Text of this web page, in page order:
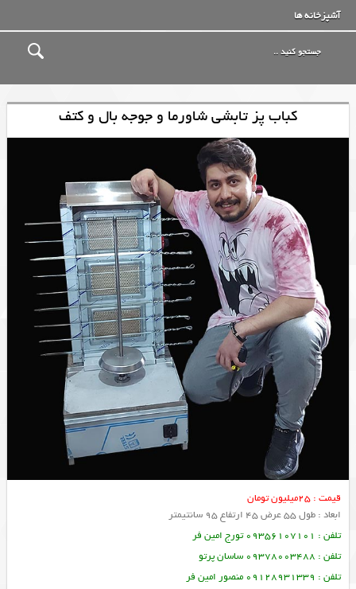
آشپزخانه ها
کباب پز تابشی شاورما و جوجه بال و کتف
قیمت : 25میلیون تومان
ابعاد : طول 55 عرض 45 ارتفاع 95 سانتیمتر
تلفن : 09356107101 تورج امین فر
تلفن : 09378003488 ساسان پرتو
تلفن : 09128931339 منصور امین فر